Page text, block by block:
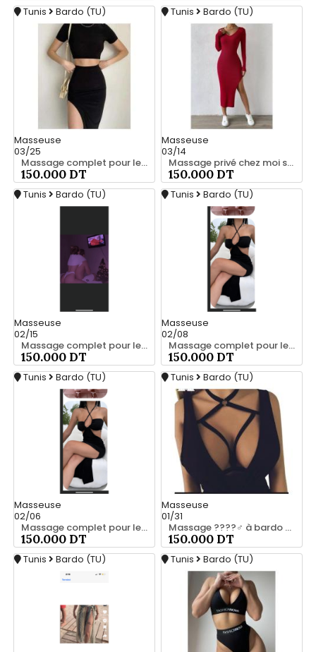
Tunis Bardo (TU)
Masseuse
03/25
Massage complet pour les hommes srd 20466285
150.000 DT
Tunis Bardo (TU)
Masseuse
03/14
Massage privé chez moi srd 55066248
150.000 DT
Tunis Bardo (TU)
Masseuse
02/15
Massage complet pour les hommes srd à bardo 55066248
150.000 DT
Tunis Bardo (TU)
Masseuse
02/08
Massage complet pour les hommes srd 55066248
150.000 DT
Tunis Bardo (TU)
Masseuse
02/06
Massage complet pour les hommes srd chez moi 55066248
150.000 DT
Tunis Bardo (TU)
Masseuse
01/31
Massage ????‍♂️ à bardo srd 55066248
150.000 DT
Tunis Bardo (TU) Tunis Bardo (TU)